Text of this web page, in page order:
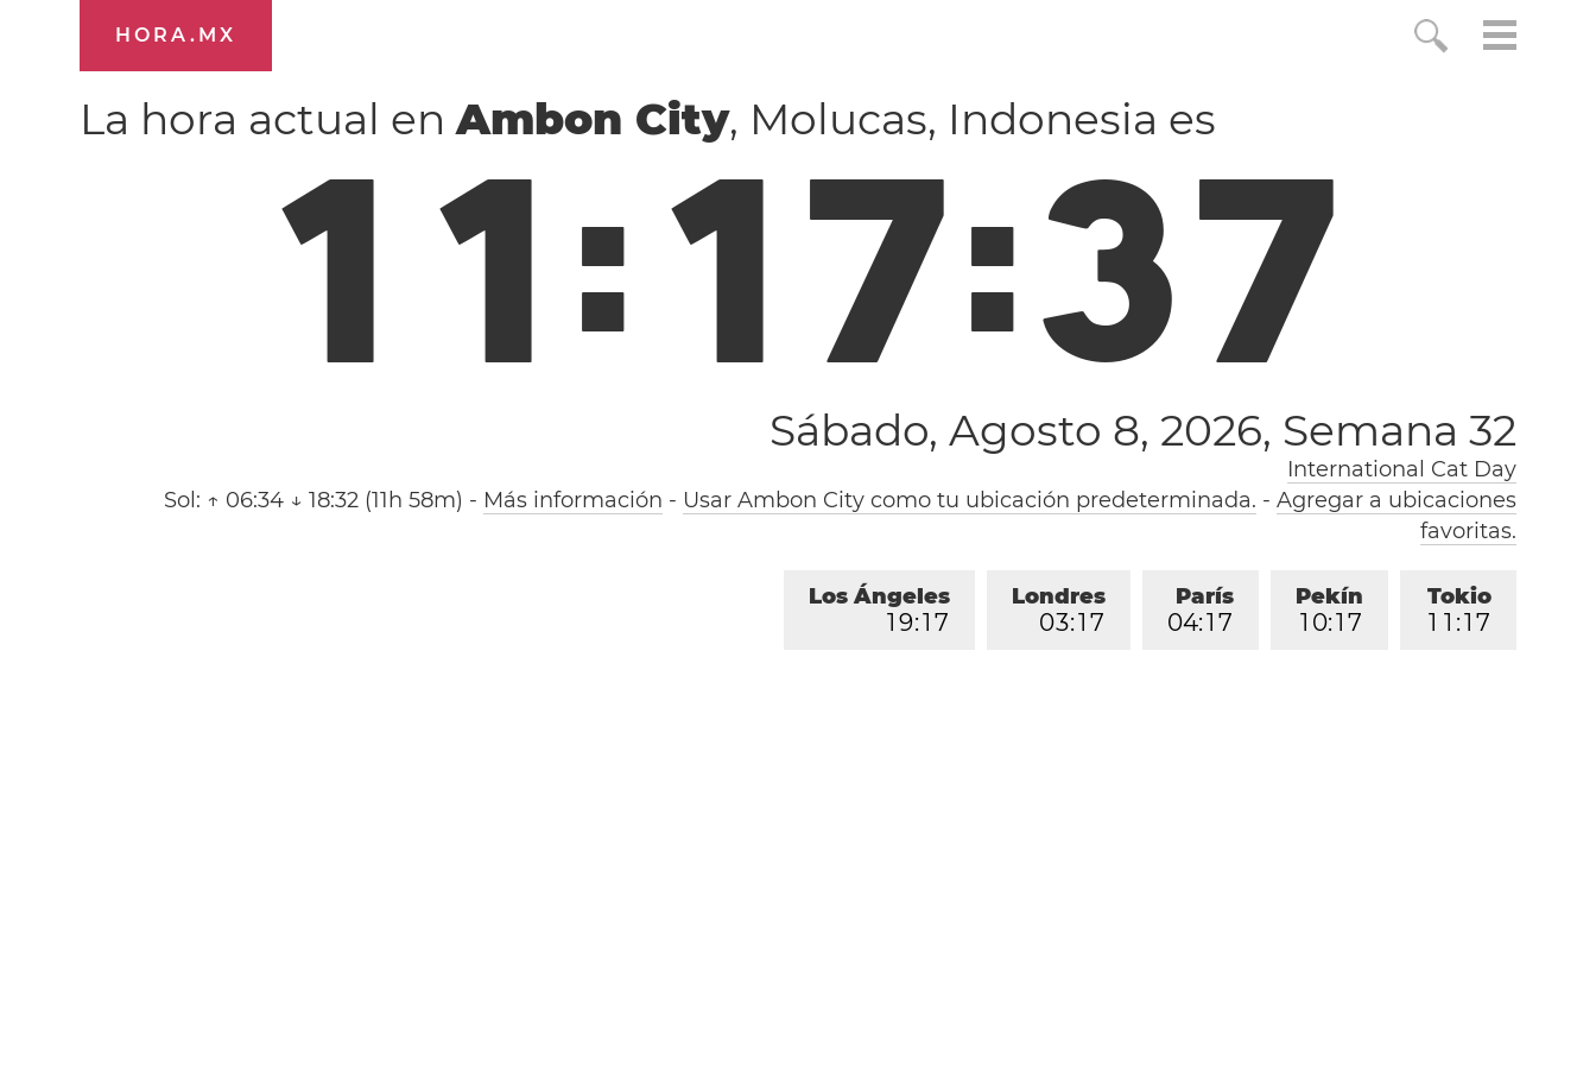
HORA.MX
La hora actual enAmbon City, Molucas, Indonesia es
1 1:17:38
Sábado, Agosto 8, 2026, Semana 32
International Cat Day
Sol: ↑ 06:34 ↓ 18:32 (11h 58m) - Más información - Usar Ambon City como tu ubicación predeterminada. - Agregar a ubicaciones
favoritas.
Tokio
1 1 :1 7
Pekín
1 0:1 7
París
04:1 7
Londres
03:1 7
Los Ángeles
1 9:1 7